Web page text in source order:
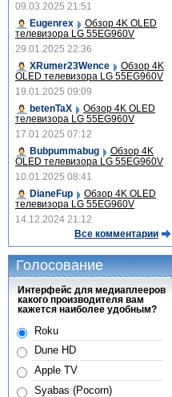
09.03.2025 21:51
Eugenrex
Обзор 4K OLED
телевизора LG 55EG960V
29.01.2025 22:36
XRumer23Wence
Обзор 4K
OLED телевизора LG 55EG960V
19.01.2025 09:09
betenTaX
Обзор 4K OLED
телевизора LG 55EG960V
17.01.2025 07:12
Bubpummabug
Обзор 4K
OLED телевизора LG 55EG960V
10.01.2025 08:41
DianeFup
Обзор 4K OLED
телевизора LG 55EG960V
14.12.2024 21:12
Все комментарии
Голосование
Интерфейс для медиаплееров
какого производителя вам
кажется наиболее удобным?
Roku
Dune HD
Apple TV
Syabas (Pocorn)